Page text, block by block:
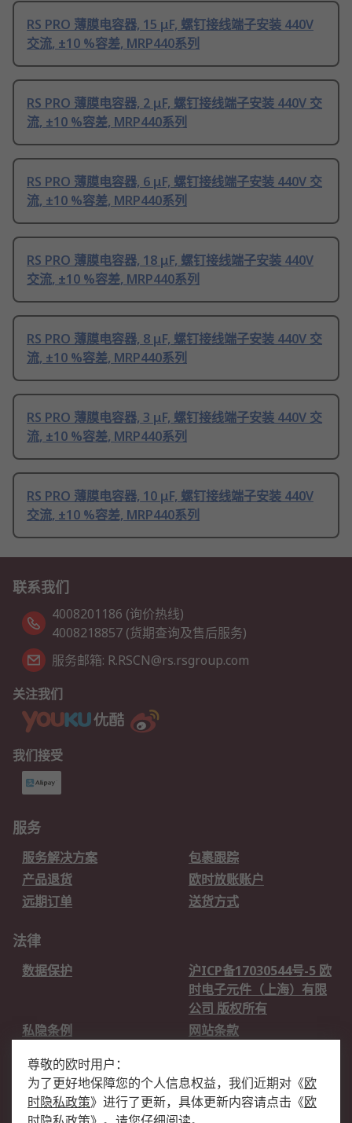
RS PRO 薄膜电容器, 15 μF, 螺钉接线端子安装 440V
交流, ±10 %容差, MRP440系列
RS PRO 薄膜电容器, 2 μF, 螺钉接线端子安装 440V 交
流, ±10 %容差, MRP440系列
RS PRO 薄膜电容器, 6 μF, 螺钉接线端子安装 440V 交
流, ±10 %容差, MRP440系列
RS PRO 薄膜电容器, 18 μF, 螺钉接线端子安装 440V
交流, ±10 %容差, MRP440系列
RS PRO 薄膜电容器, 8 μF, 螺钉接线端子安装 440V 交
流, ±10 %容差, MRP440系列
RS PRO 薄膜电容器, 3 μF, 螺钉接线端子安装 440V 交
流, ±10 %容差, MRP440系列
RS PRO 薄膜电容器, 10 μF, 螺钉接线端子安装 440V
交流, ±10 %容差, MRP440系列
联系我们
4008201186 (询价热线)
4008218857 (货期查询及售后服务)
服务邮箱: R.RSCN@rs.rsgroup.com
关注我们
我们接受
服务
服务解决方案
包裹跟踪
产品退货
欧时放账账户
远期订单
送货方式
法律
数据保护
沪ICP备17030544号-5 欧
时电子元件（上海）有限
公司 版权所有
私隐条例
网站条款
关于欧时
尊敬的欧时用户：
为了更好地保障您的个人信息权益，我们近期对 《欧
时隐私政策》 进行了更新，具体更新内容请点击 《欧